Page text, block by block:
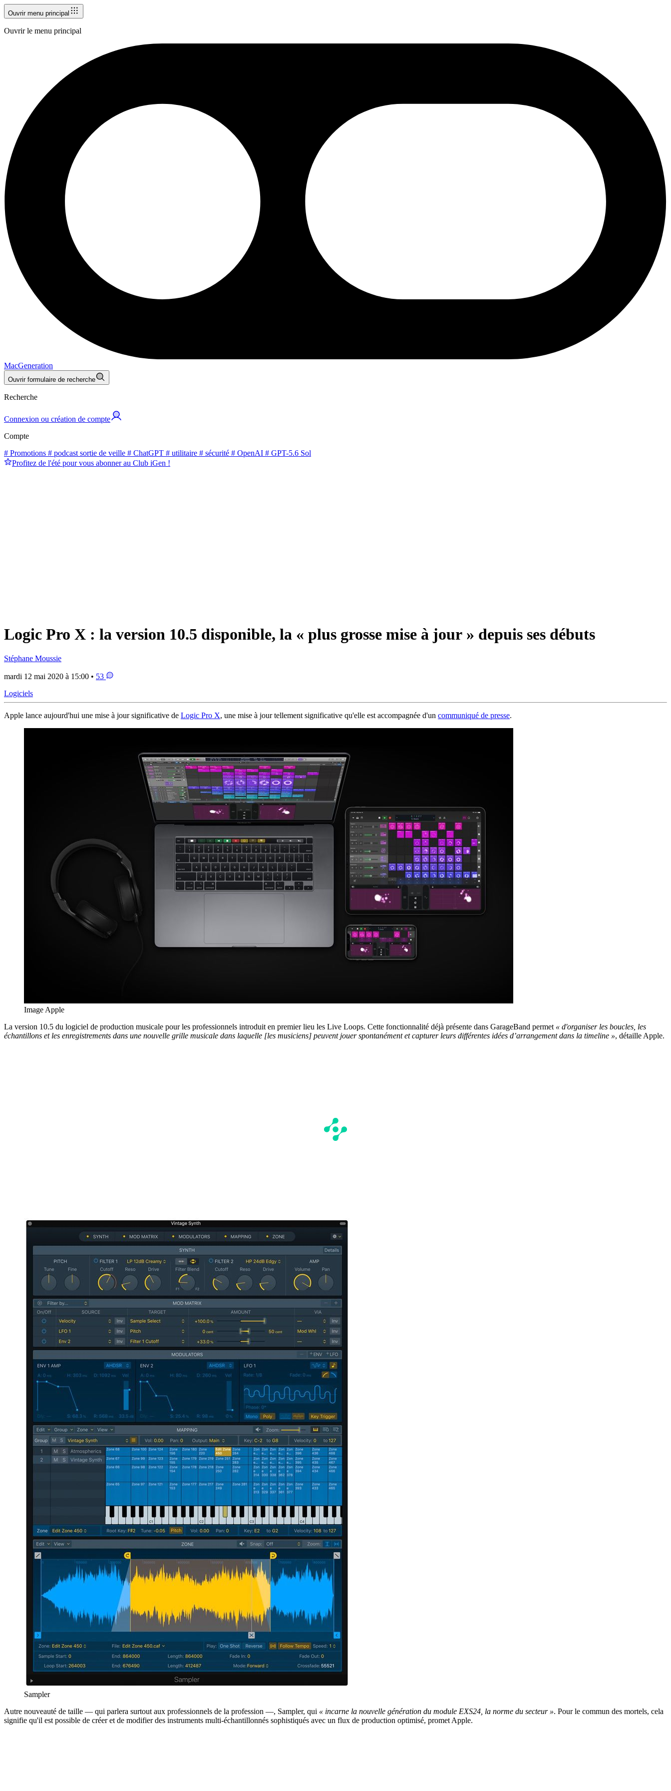
Ouvrir menu principal
Ouvrir le menu principal
MacGeneration
Ouvrir formulaire de recherche
Recherche
Connexion ou création de compte
Compte
# Promotions # podcast sortie de veille # ChatGPT # utilitaire # sécurité # OpenAI # GPT-5.6 Sol
Profitez de l'été pour vous abonner au Club iGen !
Logic Pro X : la version 10.5 disponible, la « plus grosse mise à jour » depuis ses débuts
Stéphane Moussie
mardi 12 mai 2020 à 15:00 • 53
Logiciels
Apple lance aujourd'hui une mise à jour significative de Logic Pro X, une mise à jour tellement significative qu'elle est accompagnée d'un communiqué de presse.
Image Apple
La version 10.5 du logiciel de production musicale pour les professionnels introduit en premier lieu les Live Loops. Cette fonctionnalité déjà présente dans GarageBand permet « d'organiser les boucles, les
échantillons et les enregistrements dans une nouvelle grille musicale dans laquelle [les musiciens] peuvent jouer spontanément et capturer leurs différentes idées d’arrangement dans la timeline », détaille Apple.
Sampler
Autre nouveauté de taille — qui parlera surtout aux professionnels de la profession —, Sampler, qui « incarne la nouvelle génération du module EXS24, la norme du secteur ». Pour le commun des mortels, cela
signifie qu'il est possible de créer et de modifier des instruments multi-échantillonnés sophistiqués avec un flux de production optimisé, promet Apple.